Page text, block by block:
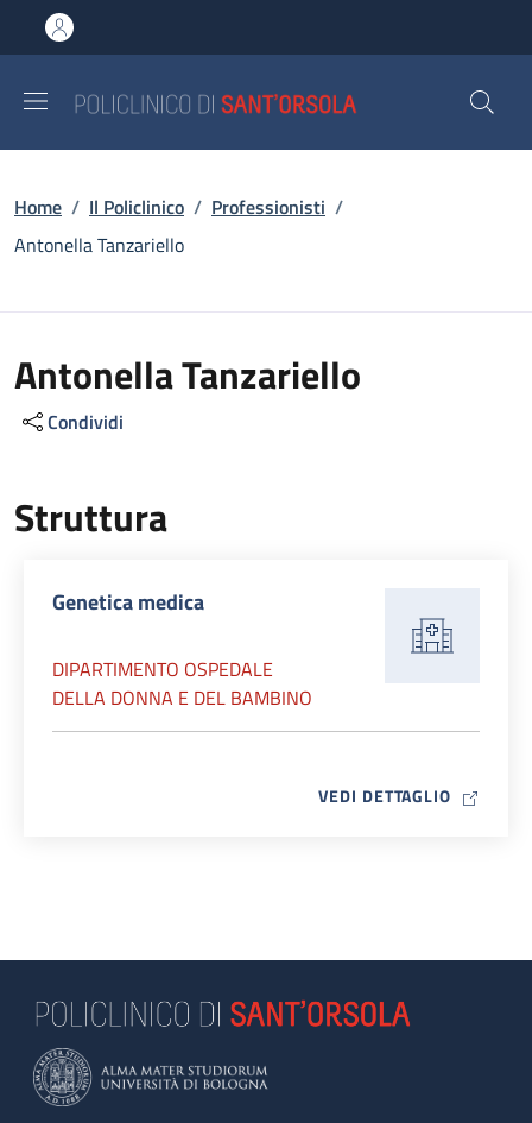
al contenuto principale
to footer content
Briciole di pane
Home / Il Policlinico / Professionisti /
Antonella Tanzariello
Antonella Tanzariello
Condividi
Struttura
Genetica medica
DIPARTIMENTO OSPEDALE
DELLA DONNA E DEL BAMBINO
VEDI DETTAGLIO MAP ICON